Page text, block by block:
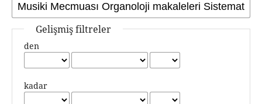
Gelişmiş filtreler
den
kadar